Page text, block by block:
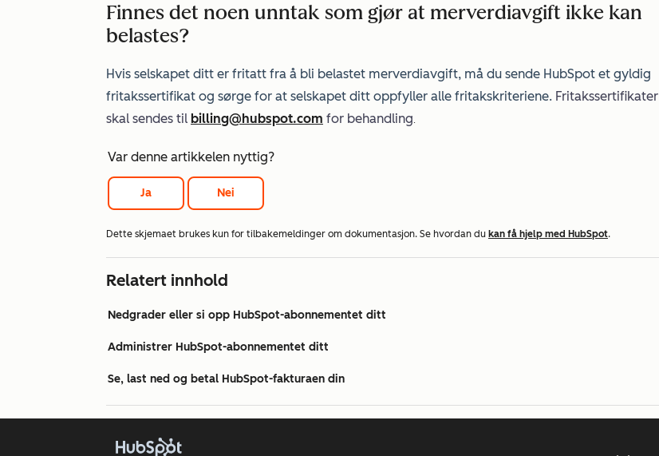
Finnes det noen unntak som gjør at merverdiavgift ikke kan
belastes?
Hvis selskapet ditt er fritatt fra å bli belastet merverdiavgift, må du sende HubSpot et gyldig
fritakssertifikat og sørge for at selskapet ditt oppfyller alle fritakskriteriene. Fritakssertifikater
skal sendes til billing@hubspot.com for behandling.
Var denne artikkelen nyttig?
Ja Nei
Dette skjemaet brukes kun for tilbakemeldinger om dokumentasjon. Se hvordan du kan få hjelp med HubSpot.
Relatert innhold
Nedgrader eller si opp HubSpot-abonnementet ditt
Administrer HubSpot-abonnementet ditt
Se, last ned og betal HubSpot-fakturaen din